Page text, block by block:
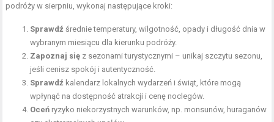
podróży w sierpniu, wykonaj następujące kroki:
Sprawdź średnie temperatury, wilgotność, opady i długość dnia w
wybranym miesiącu dla kierunku podróży.
Zapoznaj się z sezonami turystycznymi – unikaj szczytu sezonu,
jeśli cenisz spokój i autentyczność.
Sprawdź kalendarz lokalnych wydarzeń i świąt, które mogą
wpłynąć na dostępność atrakcji i cenę noclegów.
Oceń ryzyko niekorzystnych warunków, np. monsunów, huraganów